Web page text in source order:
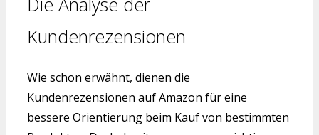
Kundenrezensionen
Wie schon erwähnt, dienen die
Kundenrezensionen auf Amazon für eine
bessere Orientierung beim Kauf von bestimmten